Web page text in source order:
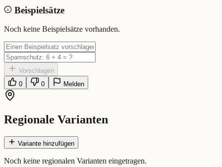
Bedeutung: (ausgeschämt), durchtrieben, gemein, unverschämt
Eingereicht von: Mundwerk Team
Beispielsätze
Noch keine Beispielsätze vorhanden.
Vorschlagen
0
0 Melden
Regionale Varianten
Variante hinzufügen
Noch keine regionalen Varianten eingetragen.